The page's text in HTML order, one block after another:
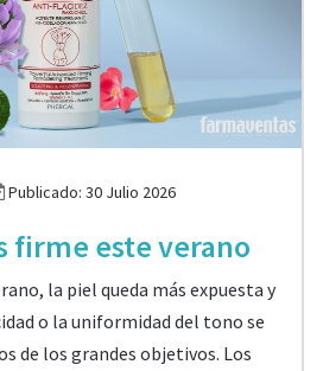
Publicado: 30 Julio 2026
firme este verano
la piel queda más expuesta y
o la uniformidad del tono se
de los grandes objetivos. Los